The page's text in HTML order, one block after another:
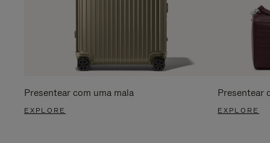
Presentear com uma mala
EXPLORE
Presentear
EXPLORE